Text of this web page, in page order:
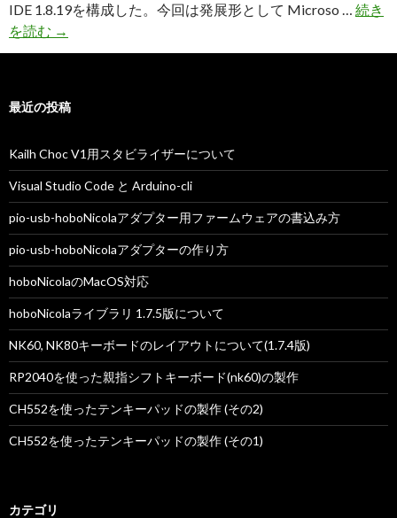
IDE 1.8.19を構成した。今回は発展形として Microso … 続き
を読む Visual
Studio
Arduino-
→
最近の投稿
Kailh Choc V1用スタビライザーについて
Visual Studio Code と Arduino-cli
pio-usb-hoboNicolaアダプター用ファームウェアの書込み方
pio-usb-hoboNicolaアダプターの作り方
hoboNicolaのMacOS対応
hoboNicolaライブラリ 1.7.5版について
NK60, NK80キーボードのレイアウトについて(1.7.4版)
RP2040を使った親指シフトキーボード(nk60)の製作
CH552を使ったテンキーパッドの製作 (その2)
CH552を使ったテンキーパッドの製作 (その1)
カテゴリ